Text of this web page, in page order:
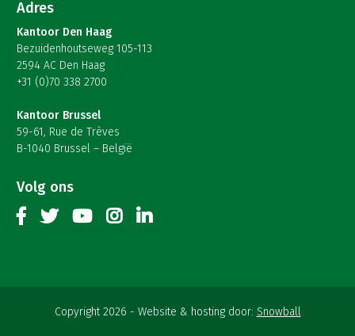
Adres
Kantoor Den Haag
Bezuidenhoutseweg 105-113
2594 AC Den Haag
+31 (0)70 338 2700
Kantoor Brussel
59-61, Rue de Trèves
B-1040 Brussel – België
Volg ons
Copyright 2026 Website & hosting door: Snowball